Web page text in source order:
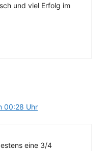
und viel Erfolg im
00:28 Uhr
eine 3/4